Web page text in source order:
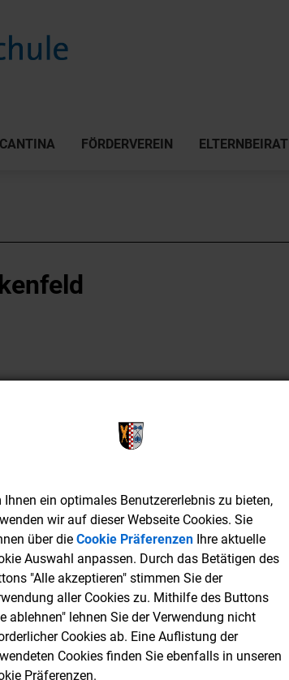
CANTINA FÖRDERVEREIN ELTERNBEIRAT
Teilnehmer
am EU-
Schulprogram
Ihnen ein optimales Benutzererlebnis zu bieten,
wir auf dieser Webseite Cookies. Sie
über die Cookie PräferenzenIhre aktuelle
Auswahl anpassen. Durch das Betätigen des
"Alle akzeptieren" stimmen Sie der
aller Cookies zu. Mithilfe des Buttons
ablehnen" lehnen Sie der Verwendung nicht
Cookies ab. Eine Auflistung der
Cookies finden Sie ebenfalls in unseren
Präferenzen.
Ihnen ein optimales Benutzererlebnis zu bieten,
wir auf dieser Webseite Cookies. Sie
über die Cookie PräferenzenIhre aktuelle
Auswahl anpassen. Durch das Betätigen des
"Alle akzeptieren" stimmen Sie der
aller Cookies zu. Mithilfe des Buttons
ablehnen" lehnen Sie der Verwendung nicht
Cookies ab. Eine Auflistung der
Cookies finden Sie ebenfalls in unseren
Präferenzen.